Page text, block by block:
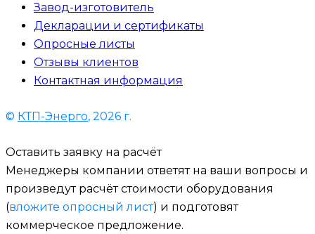
Завод-изготовитель
Декларации и сертификаты
Опросные листы
Отзывы клиентов
Контактная информация
© КТП-Энерго, 2026 г.
Оставить заявку на расчёт
Менеджеры компании ответят на ваши вопросы и
произведут расчёт стоимости оборудования
(вложите опросный лист) и подготовят
коммерческое предложение.